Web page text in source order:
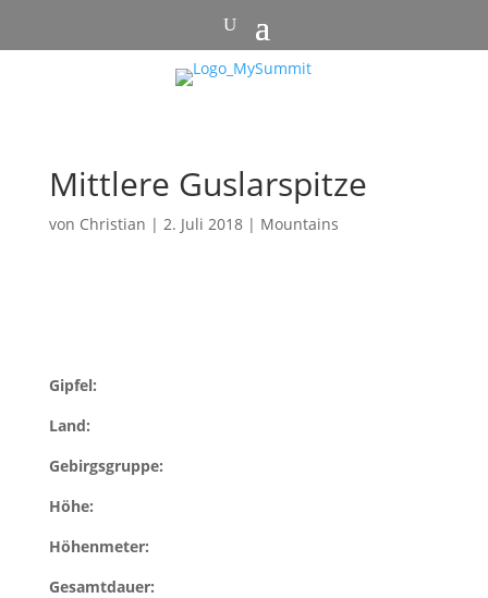
Mittlere Guslarspitze
von Christian | 2. Juli 2018| Mountains
Gipfel:
Land:
Gebirgsgruppe:
Höhe:
Höhenmeter:
Gesamtdauer: